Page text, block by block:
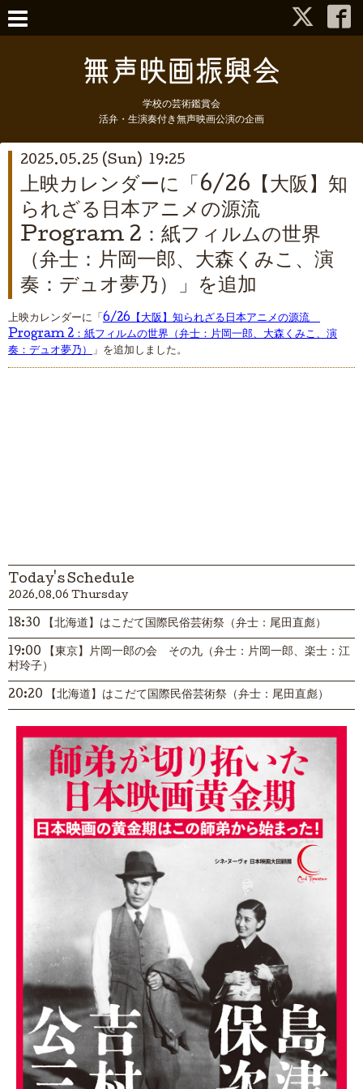
学校の芸術鑑賞会
活弁・生演奏付き無声映画公演の企画
2025.05.25 (Sun) 19:25
上映カレンダーに「6/26【大阪】知
られざる日本アニメの源流
Program 2：紙フィルムの世界
（弁士：片岡一郎、大森くみこ、演
奏：デュオ夢乃）」を追加
上映カレンダーに「 6/26【大阪】知られざる日本アニメの源流
Program 2：紙フィルムの世界（弁士：片岡一郎、大森くみこ、演
奏：デュオ夢乃） 」を追加しました。
Today's Schedule
2026.08.06 Thursday
18:30 【北海道】はこだて国際民俗芸術祭（弁士：尾田直彪）
19:00 【東京】片岡一郎の会 その九（弁士：片岡一郎、楽士：江
村玲子）
20:20 【北海道】はこだて国際民俗芸術祭（弁士：尾田直彪）